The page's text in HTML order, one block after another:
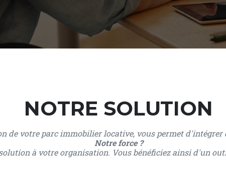
NOTRE SOLUTION
de votre parc immobilier locative, vous permet
Notre force ?
à votre organisation. Vous bénéficiez ainsi d'un